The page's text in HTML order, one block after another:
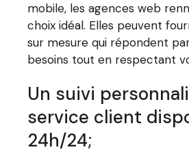
mobile, les agences web
choix idéal. Elles peuvent
sur mesure qui répondent
besoins tout en respectant
Un suivi
service client
24h/24;